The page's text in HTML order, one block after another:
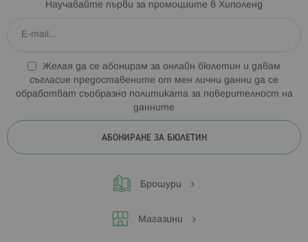
Научавайте първи за промоциите в Хиполенд
Желая да се абонирам за онлайн бюлетин и давам
съгласие предоставените от мен лични данни да се
обработват съобразно политиката за поверителност на
данните
АБОНИРАНЕ ЗА БЮЛЕТИН
Брошури
Магазини